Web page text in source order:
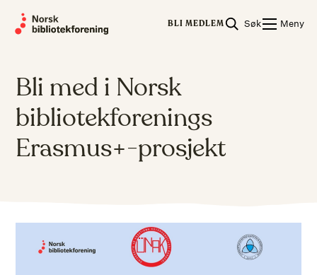
BLI MEDLEM Søk Meny
Bli med i Norsk
bibliotekforenings
Erasmus+-prosjekt